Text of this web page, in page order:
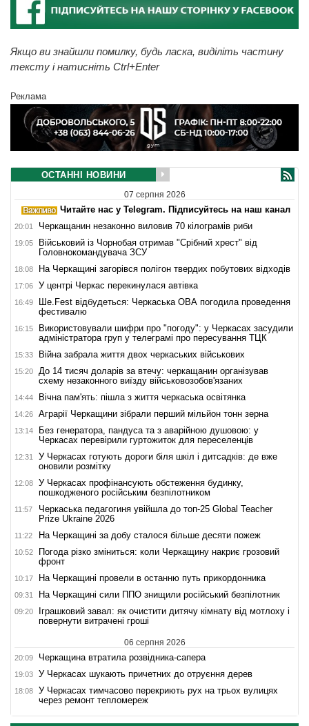
Якщо ви знайшли помилку, будь ласка, виділіть частину
тексту і натисніть Ctrl+Enter
Реклама
ОСТАННІ НОВИНИ
07 серпня 2026
Читайте нас у Telegram. Підписуйтесь на наш канал
20:01 Черкащанин незаконно виловив 70 кілограмів риби
19:05
Військовий із Чорнобая отримав "Срібний хрест" від
Головнокомандувача ЗСУ
18:08 На Черкащині загорівся полігон твердих побутових відходів
17:06 У центрі Черкас перекинулася автівка
16:49
Ше.Fest відбудеться: Черкаська ОВА погодила проведення
фестивалю
16:15
Використовували шифри про "погоду": у Черкасах засудили
адміністратора груп у телеграмі про пересування ТЦК
15:33 Війна забрала життя двох черкаських військових
15:20
До 14 тисяч доларів за втечу: черкащанин організував
схему незаконного виїзду військовозобов'язаних
14:44 Вічна пам'ять: пішла з життя черкаська освітянка
14:26 Аграрії Черкащини зібрали перший мільйон тонн зерна
13:14
Без генератора, пандуса та з аварійною душовою: у
Черкасах перевірили гуртожиток для переселенців
12:31
У Черкасах готують дороги біля шкіл і дитсадків: де вже
оновили розмітку
12:08
У Черкасах профінансують обстеження будинку,
пошкодженого російським безпілотником
11:57
Черкаська педагогиня увійшла до топ-25 Global Teacher
Prize Ukraine 2026
11:22 На Черкащині за добу сталося більше десяти пожеж
10:52
Погода різко зміниться: коли Черкащину накриє грозовий
фронт
10:17 На Черкащині провели в останню путь прикордонника
09:31 На Черкащині сили ППО знищили російський безпілотник
09:20
Іграшковий завал: як очистити дитячу кімнату від мотлоху і
повернути витрачені гроші
06 серпня 2026
20:09 Черкащина втратила розвідника-сапера
19:03 У Черкасах шукають причетних до отруєння дерев
18:08
У Черкасах тимчасово перекриють рух на трьох вулицях
через ремонт тепломереж